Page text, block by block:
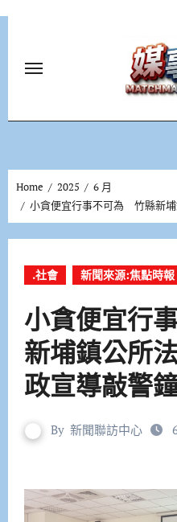
Home 2025
6 月
小貪便宜行事不可為 竹縣新
.社會 新聞來源:焦點時報
小貪便宜行
新埔鎮公所
政宣導敲警
By 新聞聯訪中心